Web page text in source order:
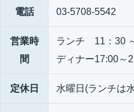
電話 03-5708-5542
営業時
間
ランチ 11：30
ディナー17:00～
定休日 水曜日(ランチは